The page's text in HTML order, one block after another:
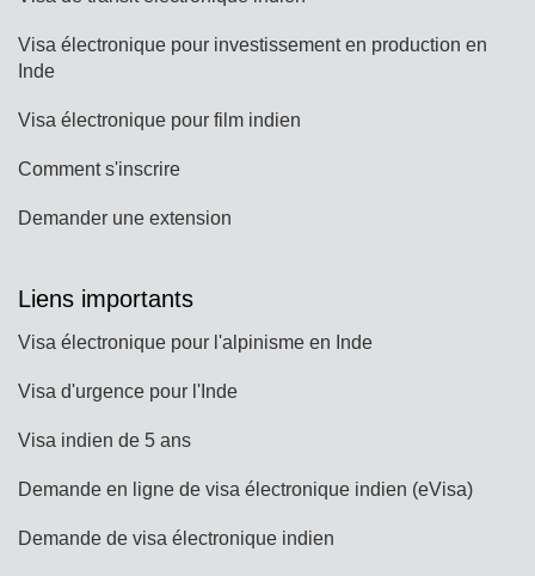
Visa électronique pour investissement en production en
Inde
Visa électronique pour film indien
Comment s'inscrire
Demander une extension
Liens importants
Visa électronique pour l'alpinisme en Inde
Visa d'urgence pour l'Inde
Visa indien de 5 ans
Demande en ligne de visa électronique indien (eVisa)
Demande de visa électronique indien